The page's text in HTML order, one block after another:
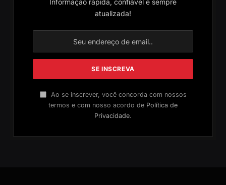
Informação rápida, confiável e sempre
atualizada!
Ao se inscrever, você concorda com nossos
termos e com nosso acordo de Política de
Privacidade.